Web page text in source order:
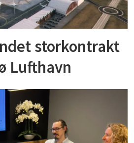
storkontrakt
Lufthavn